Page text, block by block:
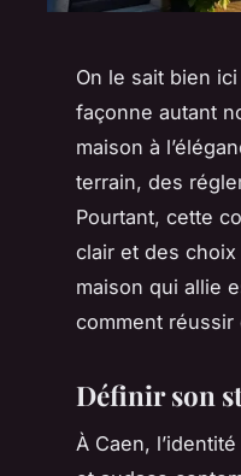
On le sait bien
façonne autant
maison à
terrain, des
Pourtant, cette
clair et des
maison qui allie
comment réussir
Définir son
À Caen,